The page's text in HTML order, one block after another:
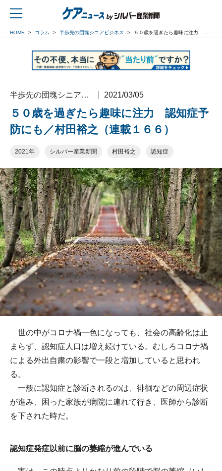
HOME コラム 半歩先の団塊シニアビジネス ５０歳を過ぎたら趣味に注力 認知症予防にも／村田裕之（連載１６６）
半歩先の団塊シニアビジネス 2021/03/05
５０歳を過ぎたら趣味に注力 認知症予
防にも／村田裕之（連載１６６）
2021年 シルバー産業新聞 村田裕之 認知症
世の中がコロナ禍一色になっても、社会の高齢化は止
まらず、認知症人口は増え続けている。むしろコロナ禍
による外出自粛の影響で一段と増加していると思われ
る。
一般に認知症と診断されるのは、徘徊などの周辺症状
が進み、困った家族が病院に連れて行き、医師から診断
を下された時だ。
認知症発症以前に脳の萎縮が進んでいる